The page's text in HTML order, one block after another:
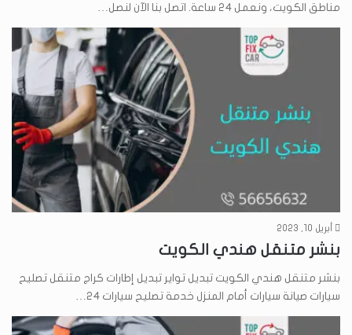
مناطق الكويت، ونعمل 24 ساعة. اتصل بنا الآن لنصل…
أبريل 10, 2023
بنشر متنقل هندي الكويت
بنشر متنقل هندي الكويت تبديل تواير تبديل إطارات كراج متنقل تصليح
سيارات صيانة سيارات أمام المنزل خدمة تصليح سيارات 24…